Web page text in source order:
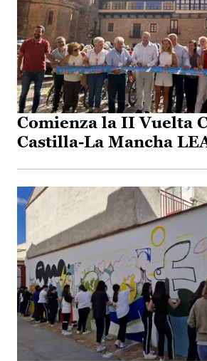
Comienza la II Vuelta
Castilla-La Mancha